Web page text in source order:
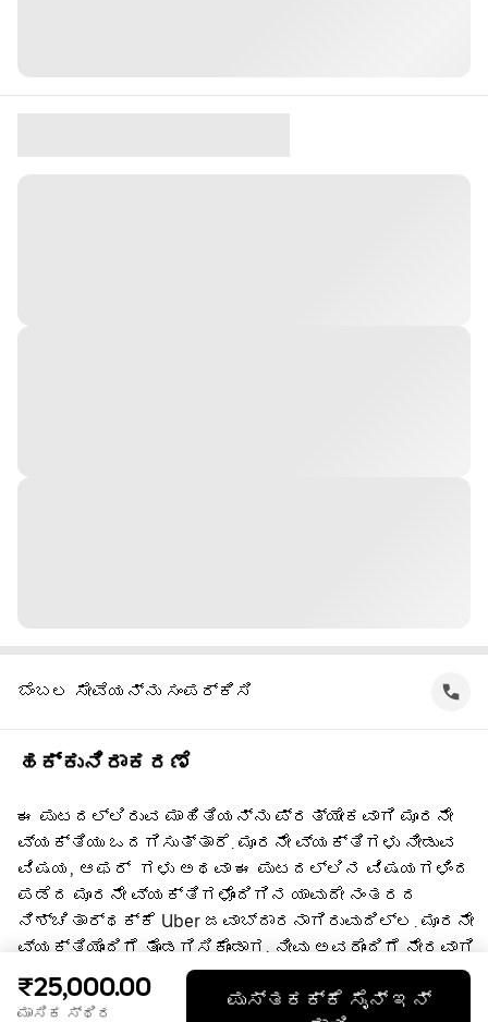
ಬೆಂಬಲ ಸೇವೆಯನ್ನು ಸಂಪರ್ಕಿಸಿ
ಹಕ್ಕುನಿರಾಕರಣೆ
ಈ ಪುಟದಲ್ಲಿರುವ ಮಾಹಿತಿಯನ್ನು ಪ್ರತ್ಯೇಕವಾಗಿ ಮೂರನೇ
ವ್ಯಕ್ತಿಯು ಒದಗಿಸುತ್ತಾರೆ. ಮೂರನೇ ವ್ಯಕ್ತಿಗಳು ನೀಡುವ
ವಿಷಯ, ಆಫರ್ ‌ ಗಳು ಅಥವಾ ಈ ಪುಟದಲ್ಲಿನ ವಿಷಯಗಳಿಂದ
ಪಡೆದ ಮೂರನೇ ವ್ಯಕ್ತಿಗಳೊಂದಿಗಿನ ಯಾವುದೇ ನಂತರದ
ನಿಶ್ಚಿತಾರ್ಥಕ್ಕೆ Uber ಜವಾಬ್ದಾರನಾಗಿರುವುದಿಲ್ಲ. ಮೂರನೇ
ವ್ಯಕ್ತಿಯೊಂದಿಗೆ ತೊಡಗಿಸಿಕೊಂಡಾಗ, ನೀವು ಅವರೊಂದಿಗೆ ನೇರವಾಗಿ
ಒಪ್ಪಂದ ಮಾಡಿಕೊಳ್ಳುತ್ತೀರಿ, ಅದಕ್ಕೆ Uber ಸಹಭಾಗಿ ಅಲ್ಲ.
ಪ್ರಶ್ನೆಗಳಿಗೆ, ದಯವಿಟ್ಟು ನೇರವಾಗಿ ಮೂರನೇ
₹25,000.00
ಮಾಸಿಕ ಸ್ಥಿರ
ಪುಸ್ತಕಕ್ಕೆ ಸೈನ್ ಇನ್